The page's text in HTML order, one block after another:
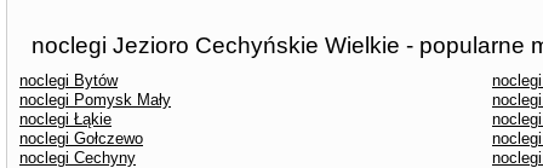
noclegi Jezioro Cechyńskie Wielkie - popularne
noclegi Bytów
noclegi Pomysk Mały
noclegi Łąkie
noclegi Gołczewo
noclegi Cechyny